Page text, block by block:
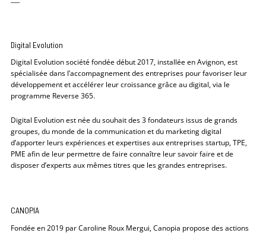
Digital Evolution
Digital Evolution société fondée début 2017, installée en Avignon, est
spécialisée dans l’accompagnement des entreprises pour favoriser leur
développement et accélérer leur croissance grâce au digital, via le
programme Reverse 365.
Digital Evolution est née du souhait des 3 fondateurs issus de grands
groupes, du monde de la communication et du marketing digital
d’apporter leurs expériences et expertises aux entreprises startup, TPE,
PME afin de leur permettre de faire connaître leur savoir faire et de
disposer d’experts aux mêmes titres que les grandes entreprises.
CANOPIA
Fondée en 2019 par Caroline Roux Mergui, Canopia propose des actions